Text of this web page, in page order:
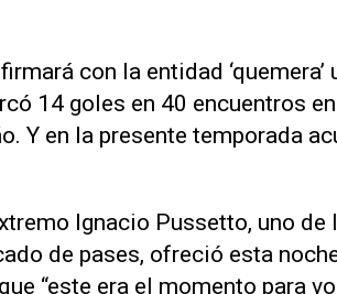
con la entidad
14 goles en 40 encuentros
Y en la presente temporada
Ignacio Pussetto, uno de
de pases, ofreció esta
“este era el momento para